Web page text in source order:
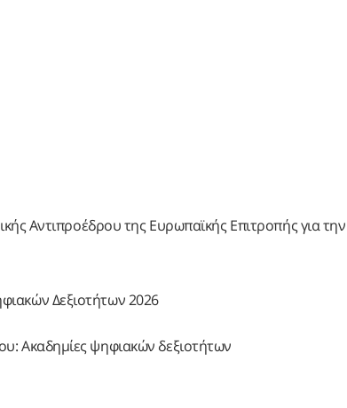
Αντιπροέδρου της Ευρωπαϊκής Επιτροπής για την
Δεξιοτήτων 2026
Ακαδημίες ψηφιακών δεξιοτήτων